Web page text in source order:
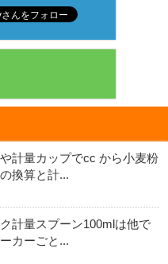
計量カップでcc から小麦粉
換算と計...
計量スプーン100mlは他で
カーごと...